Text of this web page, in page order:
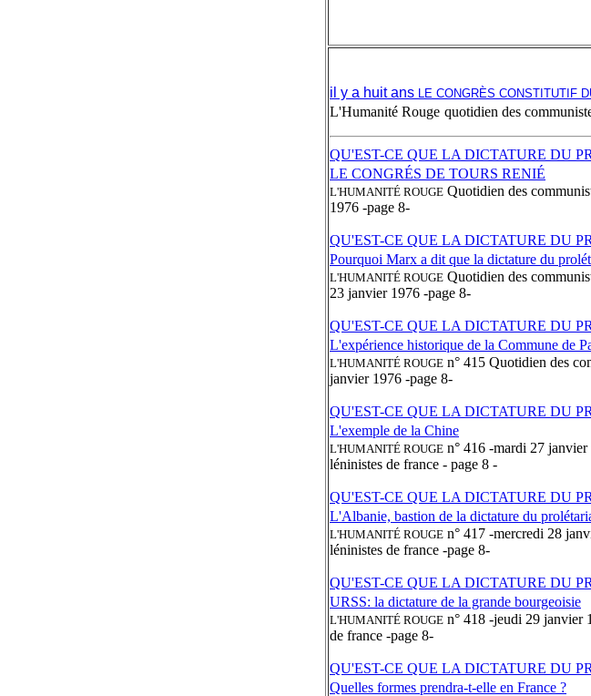
il y a huit ans LE CONGRÈS CONSTITUTIF
L'Humanité Rouge quotidien des
QU'EST-CE QUE LA DICTATURE DU
LE CONGRÉS DE TOURS RENIÉ
L'HUMANITÉ ROUGE Quotidien des
1976 -page 8-
QU'EST-CE QUE LA DICTATURE DU
Pourquoi Marx a dit que la dictature du
L'HUMANITÉ ROUGE Quotidien des
23 janvier 1976 -page 8-
QU'EST-CE QUE LA DICTATURE DU
L'expérience historique de la Commune de
L'HUMANITÉ ROUGE n° 415 Quotidien des
janvier 1976 -page 8-
QU'EST-CE QUE LA DICTATURE DU
L'exemple de la Chine
L'HUMANITÉ ROUGE n° 416 -mardi 27
léninistes de france - page 8 -
QU'EST-CE QUE LA DICTATURE DU
L'Albanie, bastion de la dictature du
L'HUMANITÉ ROUGE n° 417 -mercredi 28
léninistes de france -page 8-
QU'EST-CE QUE LA DICTATURE DU
URSS: la dictature de la grande bourgeoisie
L'HUMANITÉ ROUGE n° 418 -jeudi 29 janvier
de france -page 8-
QU'EST-CE QUE LA DICTATURE DU
Quelles formes prendra-t-elle en France ?